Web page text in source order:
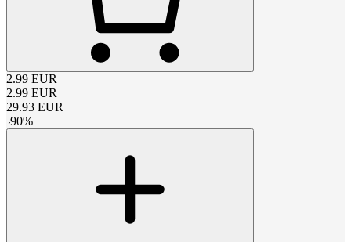
2.99 EUR
2.99 EUR
29.93 EUR
-90%